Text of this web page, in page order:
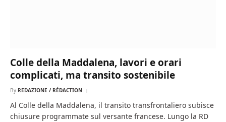
Colle della Maddalena, lavori e orari
complicati, ma transito sostenibile
By REDAZIONE / RÉDACTION
Al Colle della Maddalena, il transito transfrontaliero subisce
chiusure programmate sul versante francese. Lungo la RD